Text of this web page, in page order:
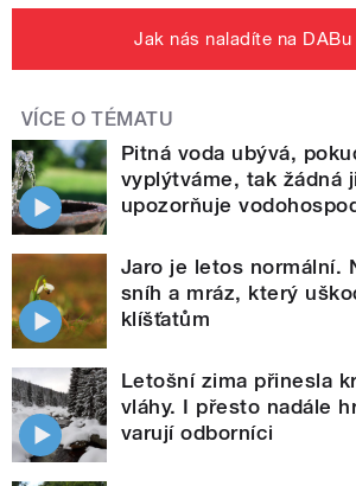
Jak nás naladíte na DABu
VÍCE O TÉMATU
Pitná voda ubývá,
vyplýtváme, tak žádná
upozorňuje
Jaro je letos normální.
sníh a mráz, který
klíšťatům
Letošní zima přinesla
vláhy. I přesto nadále
varují odborníci